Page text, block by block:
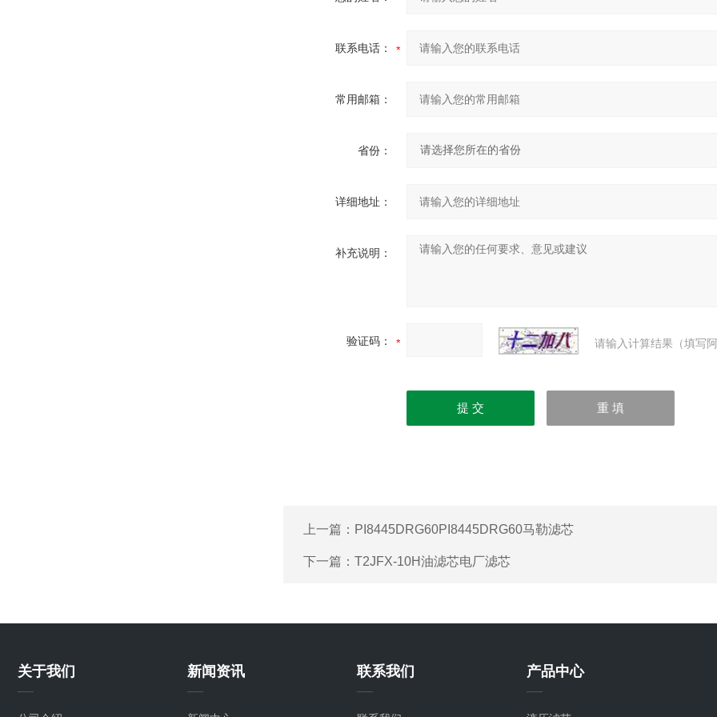
联系电话：
常用邮箱：
省份：
详细地址：
补充说明：
验证码： 请输入计算结果（填写
上一篇： PI8445DRG60PI8445DRG60马勒滤芯
下一篇： T2JFX-10H油滤芯电厂滤芯
关于我们 新闻资讯 联系我们 产品中心